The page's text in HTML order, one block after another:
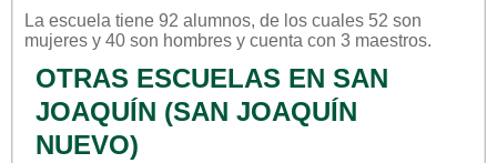
La escuela tiene 92 alumnos, de los cuales 52 son
mujeres y 40 son hombres y cuenta con 3 maestros.
OTRAS ESCUELAS EN SAN
JOAQUÍN (SAN JOAQUÍN
NUEVO)